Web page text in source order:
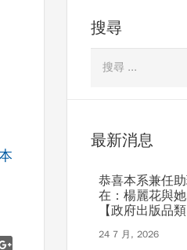
搜尋
最新消息
恭喜本系兼任
在：楊麗花與
【政府出版品
24 7 月, 2026